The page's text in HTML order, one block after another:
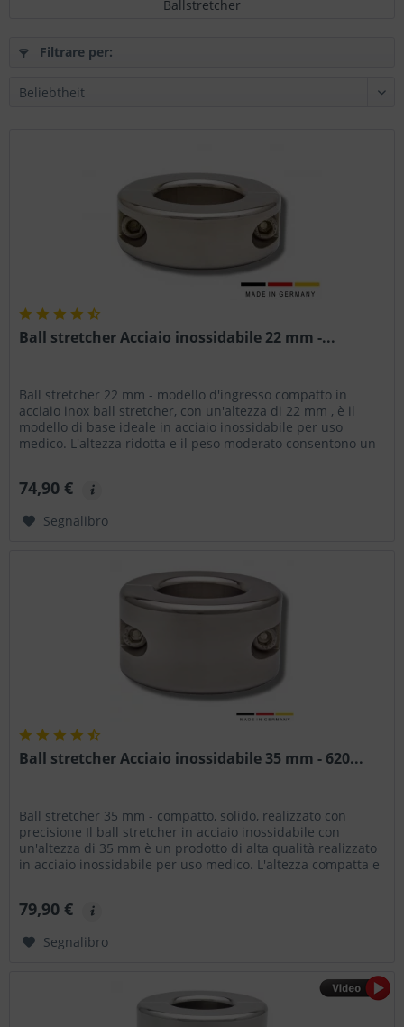
Ballstretcher
Filtrare per:
Ball stretcher Acciaio inossidabile 22 mm -...
Ball stretcher 22 mm - modello d'ingresso compatto in
acciaio inox ball stretcher, con un'altezza di 22 mm , è il
modello di base ideale in acciaio inossidabile per uso
medico. L'altezza ridotta e il peso moderato consentono un
74,90 €
Segnalibro
Ball stretcher Acciaio inossidabile 35 mm - 620...
Ball stretcher 35 mm - compatto, solido, realizzato con
precisione Il ball stretcher in acciaio inossidabile con
un'altezza di 35 mm è un prodotto di alta qualità realizzato
in acciaio inossidabile per uso medico. L'altezza compatta e
79,90 €
Segnalibro